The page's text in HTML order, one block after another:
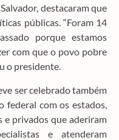
destacaram que
públicas. “Foram 14
porque estamos
com que o povo pobre
o presidente.
ser celebrado também
federal com os estados,
privados que aderiram
e atenderam